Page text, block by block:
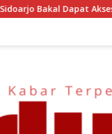
dan Bantuan Hukum